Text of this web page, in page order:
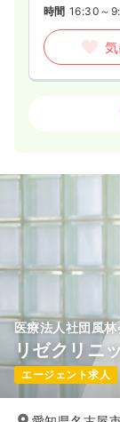
日勤のみ（
8:30～
検診・健診
日勤のみ（
※一例
時間 8:30～
日祝休み
4
年収500万円
時間 16:30～
オペ室(手
22.5〜
時間
8:00～
外来 正・准
日勤のみ（
医療法人社団風林
リゼクリニ
エージェント求人